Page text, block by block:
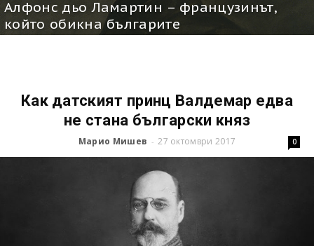
Алфонс дьо Ламартин – французинът,
който обикна българите
Как датският принц Валдемар едва
не стана български княз
Марио Мишев - 27 октомври 2017 0